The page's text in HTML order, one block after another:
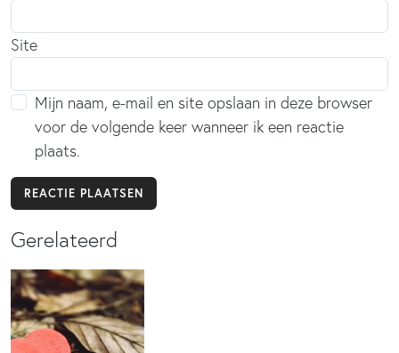
Site
Mijn naam, e-mail en site opslaan in deze browser
voor de volgende keer wanneer ik een reactie
plaats.
Gerelateerd